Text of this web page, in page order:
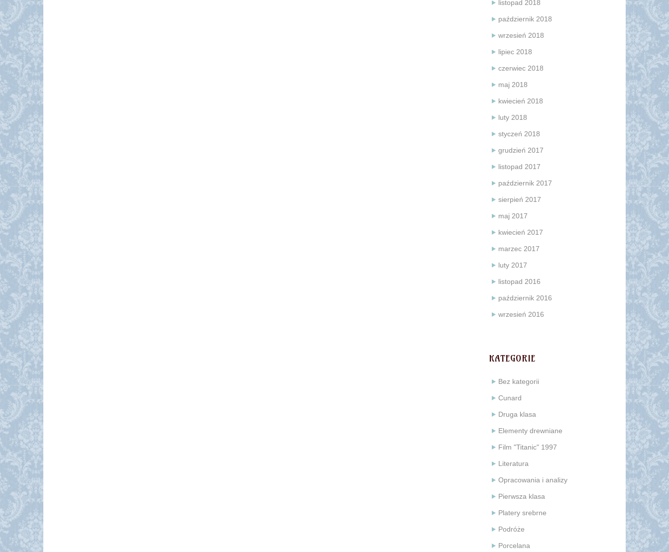
listopad 2018
październik 2018
wrzesień 2018
lipiec 2018
czerwiec 2018
maj 2018
kwiecień 2018
luty 2018
styczeń 2018
grudzień 2017
listopad 2017
październik 2017
sierpień 2017
maj 2017
kwiecień 2017
marzec 2017
luty 2017
listopad 2016
październik 2016
wrzesień 2016
KATEGORIE
Bez kategorii
Cunard
Druga klasa
Elementy drewniane
Film "Titanic" 1997
Literatura
Opracowania i analizy
Pierwsza klasa
Platery srebrne
Podróże
Porcelana